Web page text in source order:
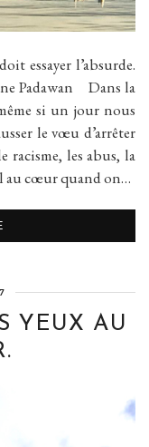
essayer l’absurde.
Padawan Dans la
si un jour nous
le vœu d’arrêter
racisme, les abus, la
au cœur quand on…
YEUX AU